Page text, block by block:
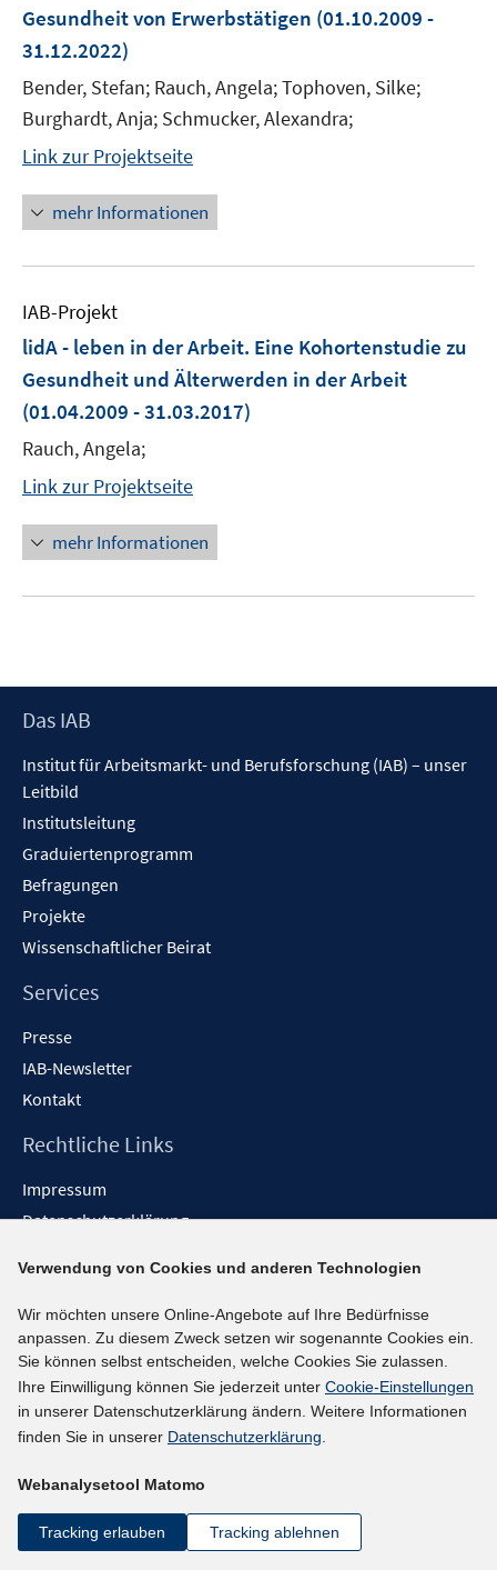
Gesundheit von Erwerbstätigen (01.10.2009 -
31.12.2022)
Bender, Stefan; Rauch, Angela; Tophoven, Silke;
Burghardt, Anja; Schmucker, Alexandra;
Link zur Projektseite
mehr Informationen
IAB-Projekt
lidA - leben in der Arbeit. Eine Kohortenstudie zu
Gesundheit und Älterwerden in der Arbeit
(01.04.2009 - 31.03.2017)
Rauch, Angela;
Link zur Projektseite
mehr Informationen
Footer
Das IAB
Institut für Arbeitsmarkt- und Berufsforschung (IAB) – unser
Leitbild
Institutsleitung
Graduiertenprogramm
Befragungen
Projekte
Wissenschaftlicher Beirat
Services
Presse
IAB-Newsletter
Kontakt
Rechtliche Links
Impressum
Datenschutzerklärung
Barrieren melden
Social-Media-Kanäle
BlueSky
YouTube
LinkedIn
kununu
Netiquette
Verwendung von Cookies und anderen Technologien
Wir möchten unsere Online-Angebote auf Ihre Bedürfnisse
anpassen. Zu diesem Zweck setzen wir sogenannte Cookies ein.
Sie können selbst entscheiden, welche Cookies Sie zulassen.
Ihre Einwilligung können Sie jederzeit unter Cookie-Einstellungen
in unserer Datenschutzerklärung ändern. Weitere Informationen
finden Sie in unserer Datenschutzerklärung.
Webanalysetool Matomo
Tracking erlauben Tracking ablehnen